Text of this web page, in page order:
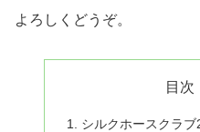
よろしくどうぞ。
目次
シルクホースクラ